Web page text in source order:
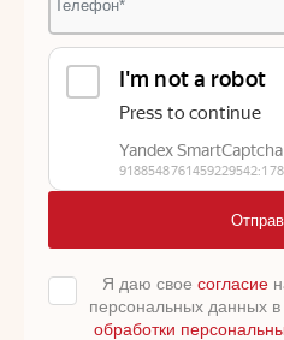
Я даю свое согласие
персональных данных в
обработки